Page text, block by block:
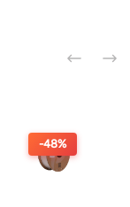
-48%